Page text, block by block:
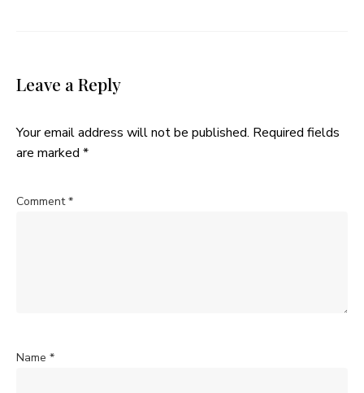
Leave a Reply
Your email address will not be published. Required fields
are marked *
Comment*
Name *